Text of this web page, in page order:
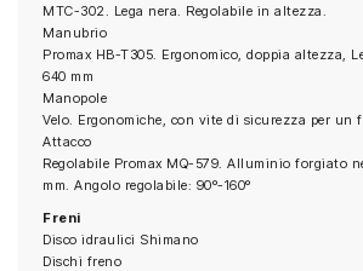
MTC-302. Lega nera. Regolabile in altezza.
Manubrio
Promax HB-T305. Ergonomico, doppia altezza,
640 mm
Manopole
Velo. Ergonomiche, con vite di sicurezza per un
Attacco
Regolabile Promax MQ-579. Alluminio forgiato
mm. Angolo regolabile: 90º-160º
Freni
Disco idraulici Shimano
Dischi freno